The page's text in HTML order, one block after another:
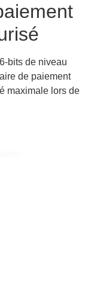
bits de niveau
de paiement
maximale lors de